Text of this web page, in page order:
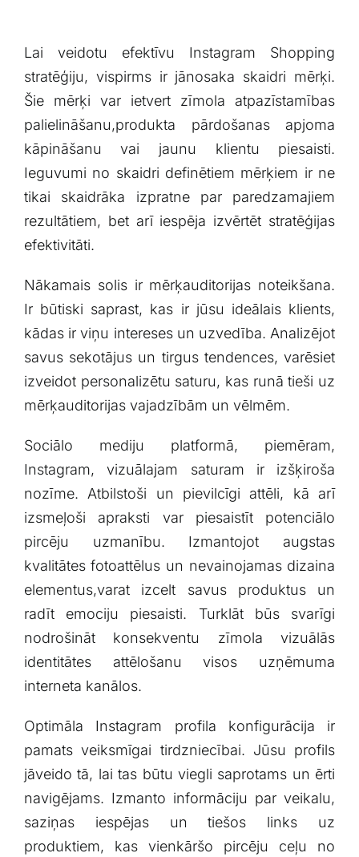
Lai veidotu efektīvu Instagram Shopping
stratēģiju, vispirms ‌ir jānosaka skaidri mērķi.
Šie mērķi var‌ ietvert zīmola atpazīstamības
palielināšanu,produkta pārdošanas apjoma
kāpināšanu vai jaunu klientu piesaisti.
Ieguvumi ⁣no skaidri ‌definētiem mērķiem ir ne
⁤tikai skaidrāka izpratne par paredzamajiem
rezultātiem, bet arī iespēja izvērtēt stratēģijas
efektivitāti.
Nākamais solis ir mērķauditorijas⁣ noteikšana.‌
Ir​ būtiski saprast,⁤ kas ir jūsu ideālais klients,
kādas ir viņu intereses un uzvedība. Analizējot
savus sekotājus un tirgus tendences, varēsiet
izveidot personalizētu saturu, kas runā tieši uz
mērķauditorijas vajadzībām un vēlmēm.
Sociālo mediju platformā, piemēram,
Instagram, vizuālajam saturam ir izšķiroša
nozīme.⁤ Atbilstoši un ⁣pievilcīgi attēli, kā arī
izsmeļoši apraksti var piesaistīt potenciālo
pircēju uzmanību. Izmantojot augstas
‌kvalitātes fotoattēlus un nevainojamas dizaina
⁣elementus,varat izcelt‍ savus ⁣produktus un
radīt emociju ‍piesaisti. ​Turklāt būs svarīgi
nodrošināt konsekventu zīmola vizuālās
identitātes attēlošanu visos uzņēmuma
interneta kanālos.
Optimāla Instagram profila konfigurācija ir
pamats veiksmīgai tirdzniecībai. Jūsu profils
jāveido tā, ‍lai tas būtu viegli saprotams un ērti
navigējams. Izmanto informāciju par veikalu,
saziņas iespējas un ​tiešos links uz
produktiem, kas vienkāršo pircēju ceļu no